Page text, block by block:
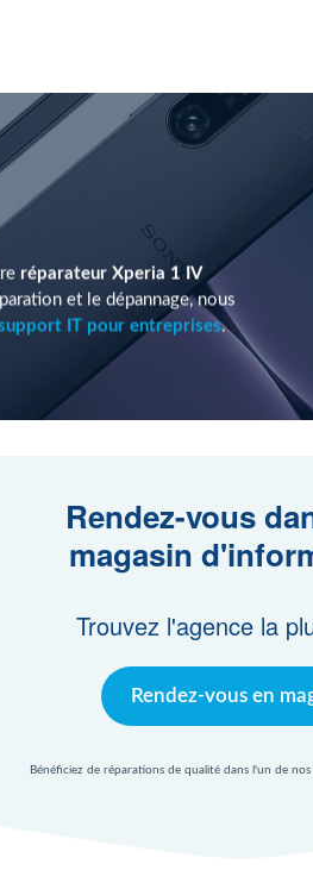
réparateur Xperia 1 IV
et le dépannage, nous
IT pour entreprises.
Rendez-vous
magasin
Trouvez l'agence la
Rendez-vous en
Bénéficiez de réparations de qualité dans l'un de